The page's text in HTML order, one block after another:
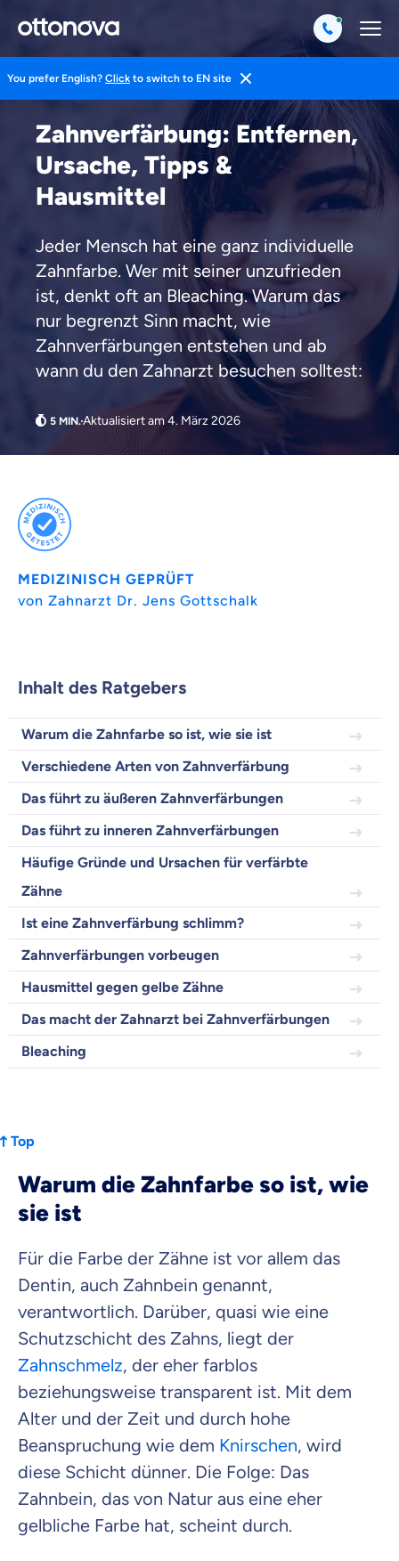
You prefer English? Click to switch to EN site
Gesund Leben
Zahnverfärbung: Entfernen,
Ursache, Tipps &
Hausmittel
Jeder Mensch hat eine ganz individuelle
Zahnfarbe. Wer mit seiner unzufrieden
ist, denkt oft an Bleaching. Warum das
nur begrenzt Sinn macht, wie
Zahnverfärbungen entstehen und ab
wann du den Zahnarzt besuchen solltest:
Aktualisiert am 4. März 2026
MEDIZINISCH GEPRÜFT
von Zahnarzt Dr. Jens Gottschalk
Inhalt des Ratgebers
Warum die Zahnfarbe so ist, wie sie ist
Verschiedene Arten von Zahnverfärbung
Das führt zu äußeren Zahnverfärbungen
Das führt zu inneren Zahnverfärbungen
Häufige Gründe und Ursachen für verfärbte
Zähne
Ist eine Zahnverfärbung schlimm?
Zahnverfärbungen vorbeugen
Hausmittel gegen gelbe Zähne
Das macht der Zahnarzt bei Zahnverfärbungen
Bleaching
Top
Warum die Zahnfarbe so ist, wie
sie ist
Für die Farbe der Zähne ist vor allem das
Dentin, auch Zahnbein genannt,
verantwortlich. Darüber, quasi wie eine
Schutzschicht des Zahns, liegt der
Zahnschmelz, der eher farblos
beziehungsweise transparent ist. Mit dem
Alter und der Zeit und durch hohe
Beanspruchung wie dem Knirschen, wird
diese Schicht dünner. Die Folge: Das
Zahnbein, das von Natur aus eine eher
gelbliche Farbe hat, scheint durch.
du dich gut beraten fühlst.
Objektive und faire Beratung
Wir möchten, dass du dich aus Überzeugung für
uns entscheidest.
Vergleich mit anderen Tarifen am Markt
Wir helfen dir dabei Unterschiede in
Versicherungen zu verstehen
Wozu dürfen wir dich beraten?
Versicherungsprodukt wählen
Krankenvoll
Versicherung
Versicherung
Krankenhaus
Versicherung
Kontaktaufnahme durch ottonova.
Weiter zu deinen Informationen